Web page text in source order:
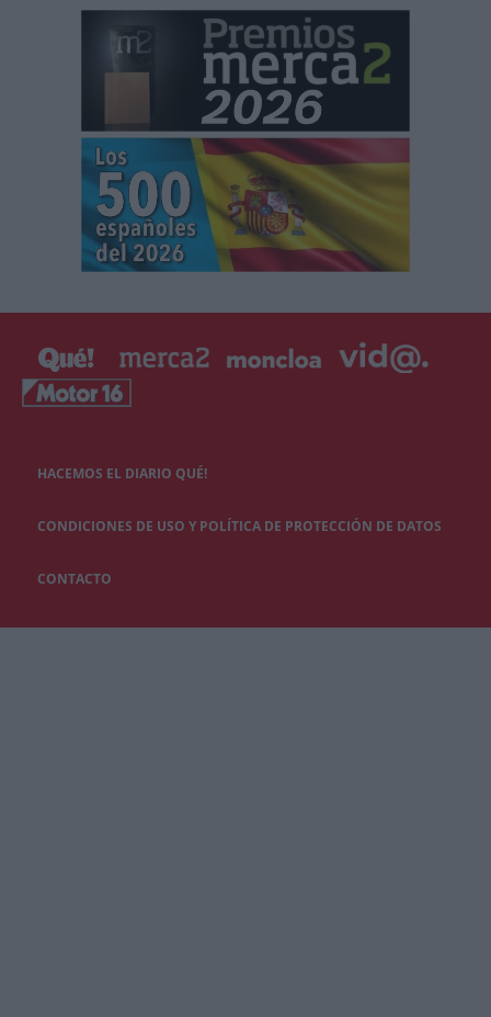
HACEMOS EL DIARIO QUÉ!
CONDICIONES DE USO Y POLÍTICA DE PROTECCIÓN DE DATOS
CONTACTO